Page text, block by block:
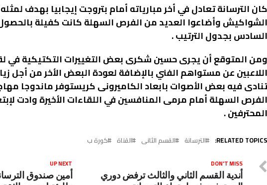
كان الترسانة تعادل في أخر مبارياته أمام بتروجت إيجابيا بهدف
الشواكيش وأضاعوا العديد من الفرص السهلة كانت كفيلة بالحصول
السادس بجدول الترتيب .
ومن المتوقع أن يجرى حسين شكرى بعض التغييرات التكتيكية في
اللاعبين عن مستواهم الفني بالإضافة لعودة البعض الأخر من أجل
تنادى فيه بعض الأصوات بابعاد الكاميرونى كريستوفر ماندوجا
الفرص السهلة أمام مرمى المنافسين في اللقاءات الأخيرة وادت
المحترفين .
RELATED TOPICS: الترسانة القسم الثانى القناة كورة ب
UP NEXT
أمين صندوق
DON'T MISS
أندية القسم الثاني والثالث ترفض دوري